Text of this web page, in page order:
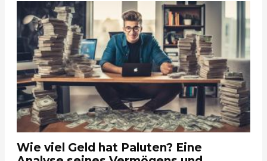
Wie viel Geld hat Paluten? Eine